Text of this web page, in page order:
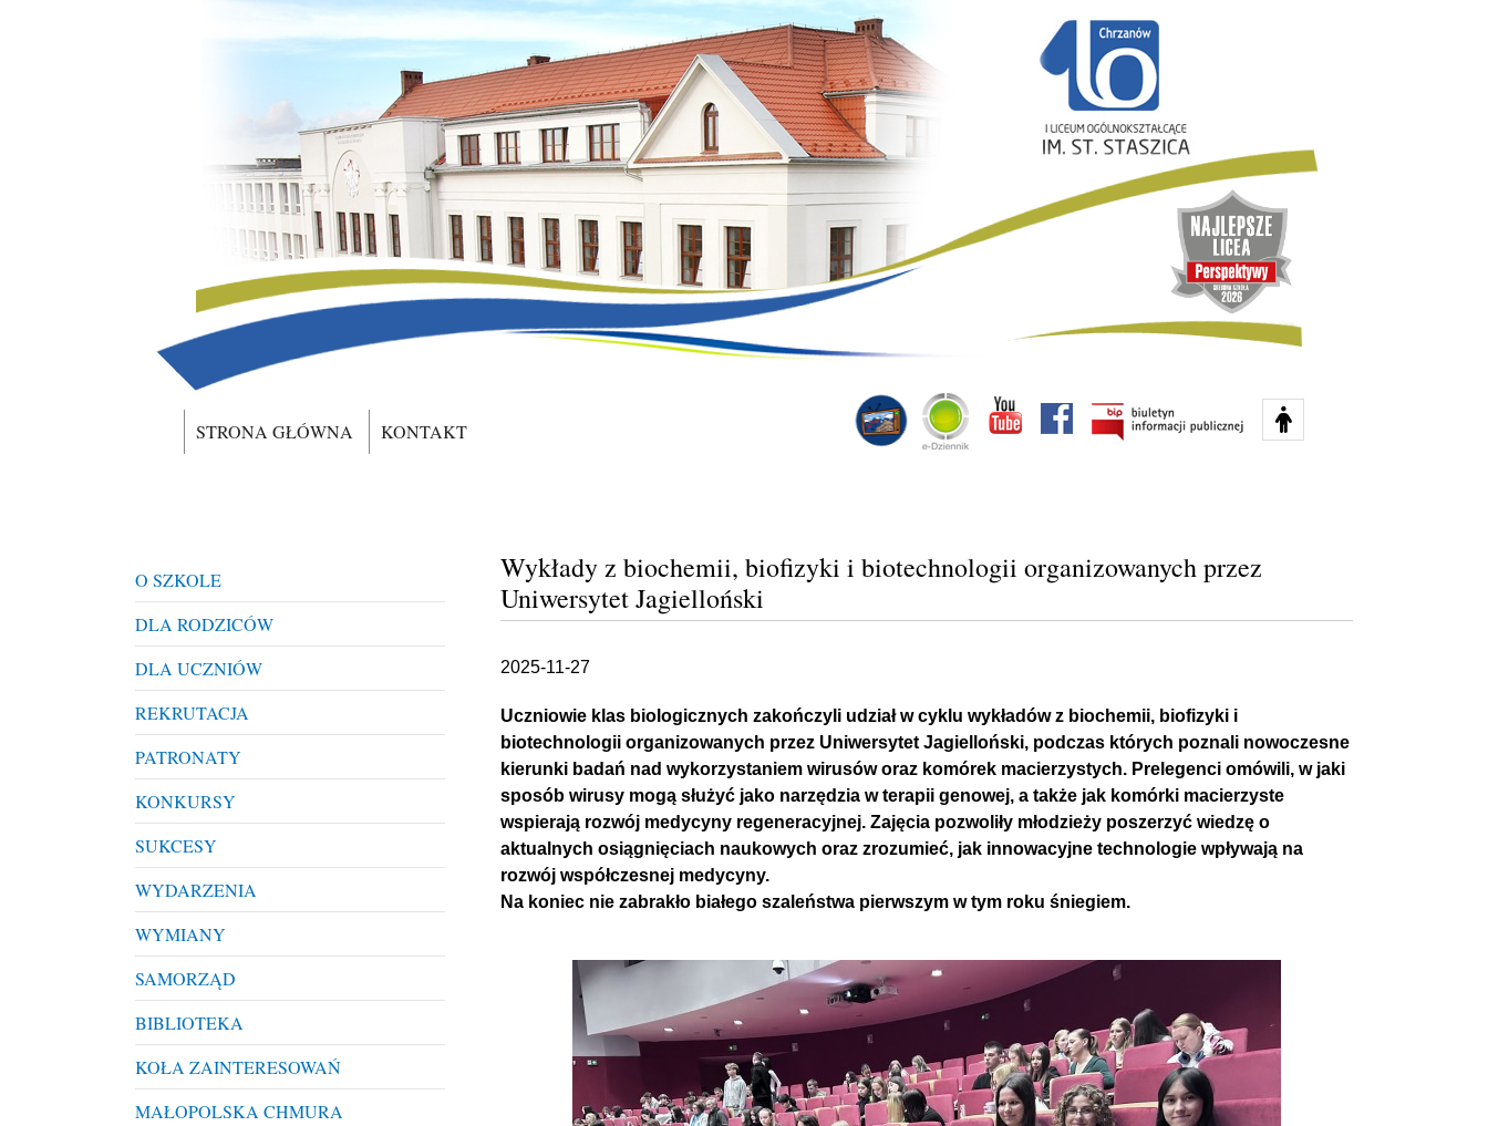
STRONA GŁÓWNA KONTAKT
Wykłady z biochemii, biofizyki i biotechnologii organizowanych przez
Uniwersytet Jagielloński
2025-11-27
Uczniowie klas biologicznych zakończyli udział w cyklu wykładów z biochemii, biofizyki i
biotechnologii organizowanych przez Uniwersytet Jagielloński, podczas których poznali nowoczesne
kierunki badań nad wykorzystaniem wirusów oraz komórek macierzystych. Prelegenci omówili, w jaki
sposób wirusy mogą służyć jako narzędzia w terapii genowej, a także jak komórki macierzyste
wspierają rozwój medycyny regeneracyjnej. Zajęcia pozwoliły młodzieży poszerzyć wiedzę o
aktualnych osiągnięciach naukowych oraz zrozumieć, jak innowacyjne technologie wpływają na
rozwój współczesnej medycyny.
Na koniec nie zabrakło białego szaleństwa pierwszym w tym roku śniegiem.
O SZKOLE
DLA RODZICÓW
DLA UCZNIÓW
REKRUTACJA
PATRONATY
KONKURSY
SUKCESY
WYDARZENIA
WYMIANY
SAMORZĄD
BIBLIOTEKA
KOŁA ZAINTERESOWAŃ
MAŁOPOLSKA CHMURA